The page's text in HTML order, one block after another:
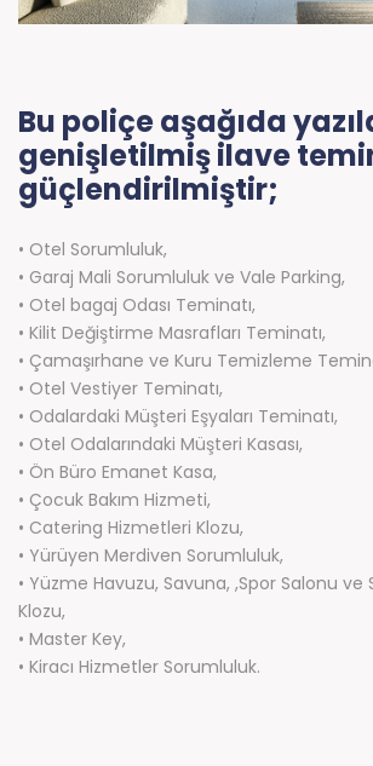
Bu poliçe aşağıda
genişletilmiş ilave
güçlendirilmiştir;
• Otel Sorumluluk,
• Garaj Mali Sorumluluk ve Vale Parking,
• Otel bagaj Odası Teminatı,
• Kilit Değiştirme Masrafları Teminatı,
• Çamaşırhane ve Kuru Temizleme
• Otel Vestiyer Teminatı,
• Odalardaki Müşteri Eşyaları Teminatı,
• Otel Odalarındaki Müşteri Kasası,
• Ön Büro Emanet Kasa,
• Çocuk Bakım Hizmeti,
• Catering Hizmetleri Klozu,
• Yürüyen Merdiven Sorumluluk,
• Yüzme Havuzu, Savuna, ,Spor Salonu ve
Klozu,
• Master Key,
• Kiracı Hizmetler Sorumluluk.